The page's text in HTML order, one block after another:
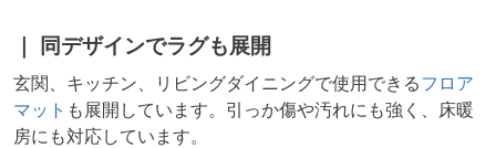
同デザインでラグも展開
玄関、キッチン、リビングダイニングで使用できるフロア
マット も展開しています。引っか傷や汚れにも強く、床暖
房にも対応しています。